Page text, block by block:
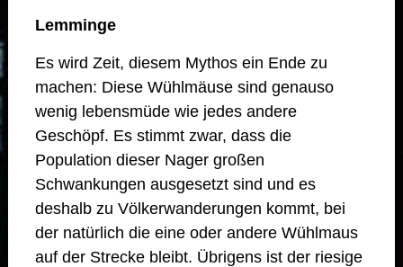
Lemminge
Es wird Zeit, diesem Mythos ein Ende zu
machen: Diese Wühlmäuse sind genauso
wenig lebensmüde wie jedes andere
Geschöpf. Es stimmt zwar, dass die
Population dieser Nager großen
Schwankungen ausgesetzt sind und es
deshalb zu Völkerwanderungen kommt, bei
der natürlich die eine oder andere Wühlmaus
auf der Strecke bleibt. Übrigens ist der riesige